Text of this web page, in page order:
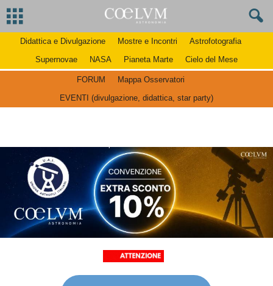
Didattica e Divulgazione Mostre e Incontri
Astrofotografia
Supernovae
NASA Pianeta Marte Cielo del Mese
FORUM
Mappa Osservatori
EVENTI (divulgazione, didattica, star party)